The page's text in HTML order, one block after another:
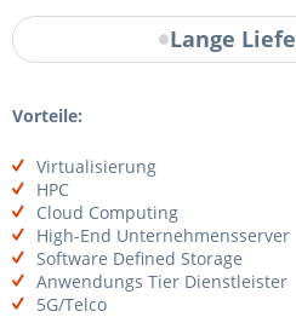
Lange
Vorteile:
Virtualisierung
HPC
Cloud Computing
High-End Unternehmensserver
Software Defined Storage
Anwendungs Tier Dienstleister
5G/Telco